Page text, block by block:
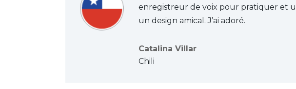
enregistreur de voix pour pratiquer et
un design amical. J’ai adoré.
Catalina Villar
Chili